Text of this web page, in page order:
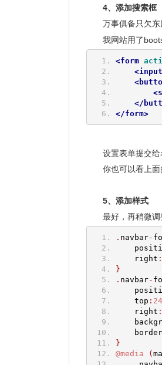
4、添加搜索框
万事俱备只欠
我网站用了
<form
<input
</
</form>
设置表单提交
你也可以看上面
5、添加样式
最好，再稍微调
. navbar-
right :
}
. navbar-
top : 24
right :
border
}
@media
(